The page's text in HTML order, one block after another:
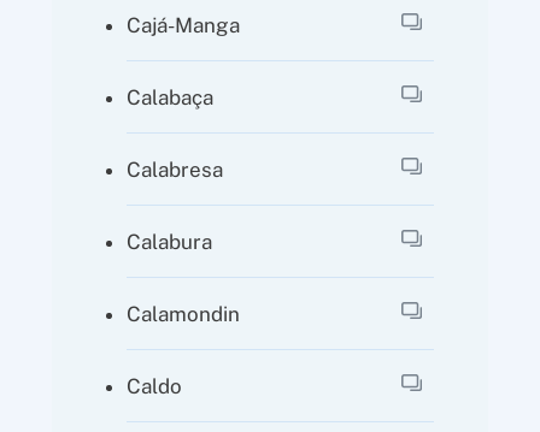
Cajá-Manga
Calabaça
Calabresa
Calabura
Calamondin
Caldo